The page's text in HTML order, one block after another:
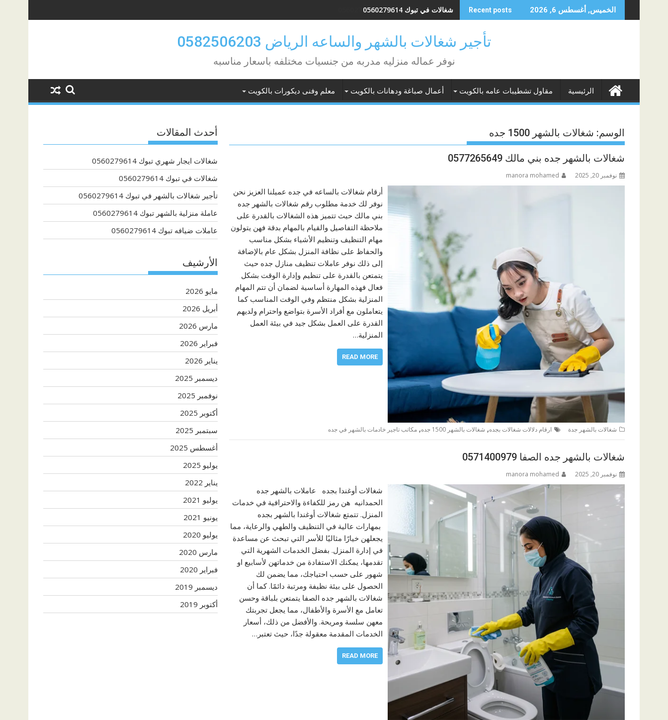
to
الخميس, أغسطس 6, 2026 Recent posts شغالات في تبوك 0560279614
تأجير شغالات بالشهر والساعه الرياض 0582506203
نوفر عماله منزليه مدربه من جنسيات مختلفه باسعار مناسبه
الرئيسية مقاول تشطيبات عامه بالكويت أعمال صباغة ودهانات بالكويت معلم وفنى ديكورات بالكويت
الوسم: شغالات بالشهر 1500 جده
شغالات بالشهر جده بني مالك 0577265649
نوفمبر 20, 2025 manora mohamed
أرقام شغالات بالساعه في جده عميلنا العزيز نحن
نوفر لك خدمة مطلوب رقم شغالات بالشهر جده
بني مالك حيث تتميز هذه الشغالات بالقدرة على
ملاحظة التفاصيل والقيام بالمهام بدقة فهن يتولون
مهام التنظيف وتنظيم الأشياء بشكل مناسب
والحفاظ على نظافة المنزل بشكل عام بالإضافة
إلى ذلك نوفر عاملات تنظيف منازل جده حيث
يتمتعن بالقدرة على تنظيم وإدارة الوقت بشكل
فعال فهذه المهارة أساسية لضمان أن تتم المهام
المنزلية بشكل منتظم وفي الوقت المناسب كما
يتعاملون مع أفراد الأسرة بتواضع واحترام ولديهم
القدرة على العمل بشكل جيد في بيئة العمل
المنزلية…
READ MORE
شغالات بالشهر جدة ارقام دلالات شغالات بجده, شغالات بالشهر 1500 جده , مكاتب تاجير خادمات بالشهر في جده
شغالات بالشهر جده الصفا 0571400979
نوفمبر 20, 2025 manora mohamed
شغالات أوغندا بجده عاملات بالشهر جده
الحمدانيه هن رمز للكفاءة والاحترافية في خدمات
المنزل. تتمتع شغالات أوغندا بالشهر بجده
بمهارات عالية في التنظيف والطهي والرعاية، مما
يجعلهن خيارًا مثاليًا للأسر التي تبحث عن مساعدة
في إدارة المنزل. بفضل الخدمات الشهرية التي
تقدمها، يمكنك الاستفادة من خدماتهن لأسابيع او
شهور على حسب احتياجك، مما يضمن لك
الحصول على بيئة نظيفة ومرتبة دائمًا. كما أن
شغالات بالشهر جده الصفا يتمتعن بلباقة وحسن
تعامل مع الأسرة والأطفال، مما يجعل تجربتك
معهن سلسة ومريحة. والأفضل من ذلك، أسعار
الخدمات المقدمة معقولة جدًا، حيث تعتبر…
READ MORE
أحدث المقالات
شغالات ايجار شهري تبوك 0560279614
شغالات في تبوك 0560279614
تأجير شغالات بالشهر في تبوك 0560279614
عاملة منزلية بالشهر تبوك 0560279614
عاملات ضيافه تبوك 0560279614
الأرشيف
مايو 2026
أبريل 2026
مارس 2026
فبراير 2026
يناير 2026
ديسمبر 2025
نوفمبر 2025
أكتوبر 2025
سبتمبر 2025
أغسطس 2025
يوليو 2025
يناير 2022
يوليو 2021
يونيو 2021
يوليو 2020
مارس 2020
فبراير 2020
ديسمبر 2019
أكتوبر 2019